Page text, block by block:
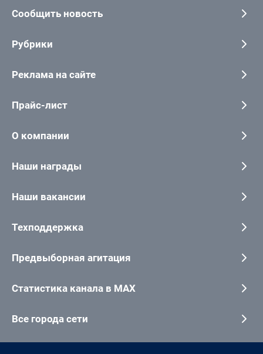
Сообщить новость
Рубрики
Реклама на сайте
Прайс-лист
О компании
Наши награды
Наши вакансии
Техподдержка
Предвыборная агитация
Статистика канала в MAX
Все города сети